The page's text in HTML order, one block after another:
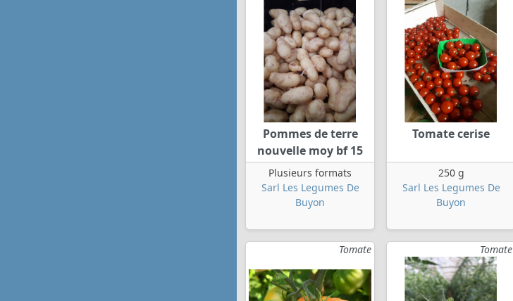
Pommes de terre
nouvelle moy bf 15
Plusieurs formats
Sarl Les Legumes De
Buyon
Tomate cerise
250 g
Sarl Les Legumes De
Buyon
Tomate Tomate